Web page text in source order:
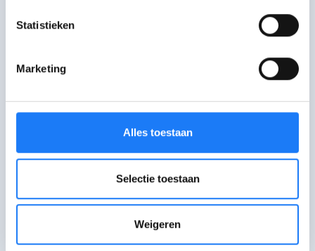
Statistieken
Marketing
Alles toestaan
Selectie toestaan
Weigeren
content te maken.
Ik ben geholpen Verwarrend
Ik heb nog vragen Niet wat ik zocht